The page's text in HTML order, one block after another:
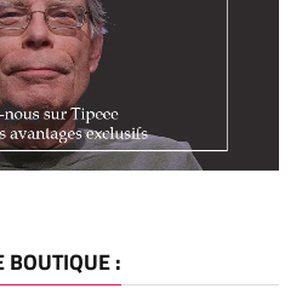
BOUTIQUE :